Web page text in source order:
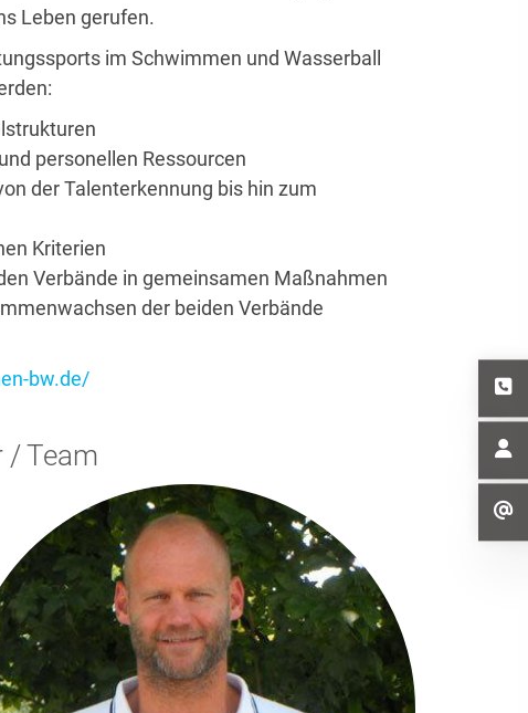
Leben gerufen.
im Schwimmen und Wasserball
personellen Ressourcen
der Talenterkennung bis hin zum
Kriterien
Verbände in gemeinsamen Maßnahmen
der beiden Verbände
bw.de/
/ Team